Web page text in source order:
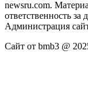
newsru.com.
ответственность
Администрация
Сайт от bmb3 @